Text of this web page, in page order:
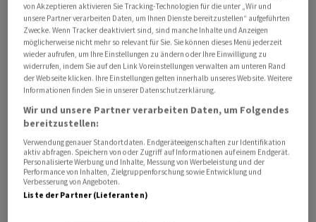
Tagesvolumen Börse
Umsatz
KURSENTWICKLUNG
Sie erhalten verzögerte Kurse.
Jetzt Realtime Daten erhalten
von Akzeptieren aktivieren Sie Tracking-Technologien für die unter „Wir und
unsere Partner verarbeiten Daten, um Ihnen Dienste bereitzustellen“ aufgeführten
Zwecke. Wenn Tracker deaktiviert sind, sind manche Inhalte und Anzeigen
möglicherweise nicht mehr so relevant für Sie. Sie können dieses Menü jederzeit
wieder aufrufen, um Ihre Einstellungen zu ändern oder Ihre Einwilligung zu
widerrufen, indem Sie auf den Link Voreinstellungen verwalten am unteren Rand
der Webseite klicken. Ihre Einstellungen gelten innerhalb unseres Website. Weitere
Informationen finden Sie in unserer Datenschutzerklärung.
Wir und unsere Partner verarbeiten Daten, um Folgendes
bereitzustellen:
Verwendung genauer Standortdaten. Endgeräteeigenschaften zur Identifikation
aktiv abfragen. Speichern von oder Zugriff auf Informationen auf einem Endgerät.
Personalisierte Werbung und Inhalte, Messung von Werbeleistung und der
Performance von Inhalten, Zielgruppenforschung sowie Entwicklung und
Verbesserung von Angeboten.
Liste der Partner (Lieferanten)